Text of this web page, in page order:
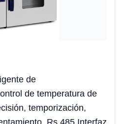
de
de temperatura de
temporización,